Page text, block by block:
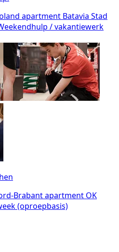
apartment Batavia Stad
/ vakantiewerk
Brabantapartment OK
(oproepbasis)